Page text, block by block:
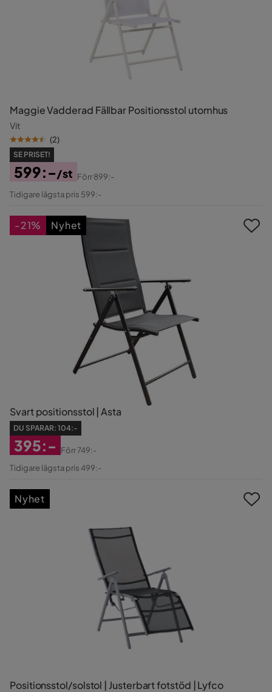
Maggie Vadderad Fällbar Positionsstol utomhus
Vit
(2)
SE PRISET!
Pris
599:-/st
Original
Förr899:-
Tidigare lägsta pris 599:-
Svart positionsstol | Asta
DU SPARAR: 104:-
Rabatterat
395:-
Original
Förr749:-
Tidigare lägsta pris 499:-
-21% Nyhet
Positionsstol/solstol | Justerbart fotstöd | Lyfco
Nyhet